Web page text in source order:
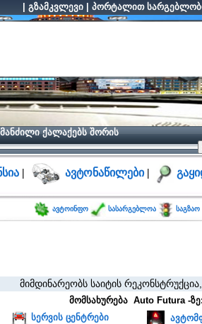
გზამკვლევი პორტალით
ქალაქებს შორის
| ავტონაწილები|
ავტოინფო სასარგებლოა საგზაო
საიტის რეკონსტრუქცია,
მომსახურება Auto Futura -ზე:
სერვის ცენტრები